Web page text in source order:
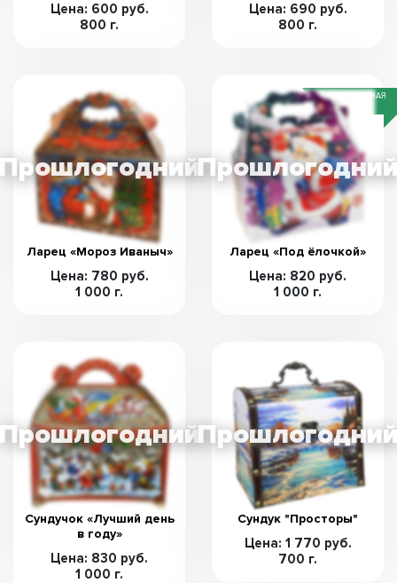
Цена: 600 руб.
800 г.
Цена: 690 руб.
800 г.
Ларец «Мороз Иваныч»
Цена: 780 руб.
1 000 г.
СПЕЦИАЛЬНАЯ
ЦЕНА
Ларец «Под ёлочкой»
Цена: 820 руб.
1 000 г.
Сундучок «Лучший день
в году»
Цена: 830 руб.
1 000 г.
Сундук "Просторы"
Цена: 1 770 руб.
700 г.